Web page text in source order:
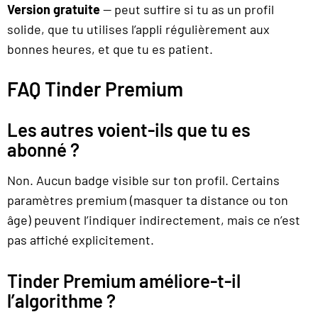
Version gratuite— peut suffire si tu as un profil
solide, que tu utilises l’appli régulièrement aux
bonnes heures, et que tu es patient.
FAQ Tinder Premium
Les autres voient-ils que tu es
abonné ?
Non. Aucun badge visible sur ton profil. Certains
paramètres premium (masquer ta distance ou ton
âge) peuvent l’indiquer indirectement, mais ce n’est
pas affiché explicitement.
Tinder Premium améliore-t-il
l’algorithme ?